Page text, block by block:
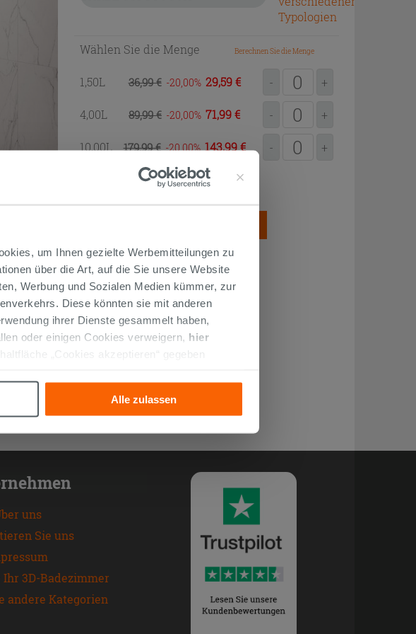
um Ihnen gezielte Werbemitteilungen zu
über die Art, auf die Sie unsere Website
Werbung und Sozialen Medien kümmer, zur
Diese könnten sie mit anderen
ihrer Dienste gesammelt haben,
oder einigen Cookies verweigern, hier
„Cookies akzeptieren“ gegeben
Alle zulassen
Typologien
Wählen Sie die Menge Berechnen Sie die Menge
1,50L 36,99 € -20,00 29,59 € - +
4,00L 89,99 € -20,00 71,99 € - +
10,00L 179,99 € -20,00 143,99 € - +
Leistung = 0,20L/m2
HINZUFÜGEN
uns
Sie uns
3D-Badezimmer
andere Kategorien